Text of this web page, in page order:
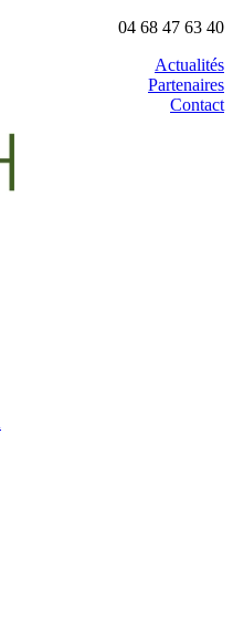
04 68 47 63 40
Actualités
Partenaires
Contact